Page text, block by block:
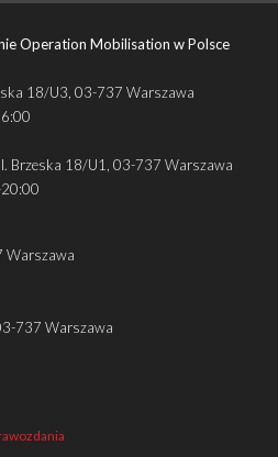
Operation Mobilisation w Polsce
18/U3, 03-737 Warszawa
Brzeska 18/U1, 03-737 Warszawa
Warszawa
737 Warszawa